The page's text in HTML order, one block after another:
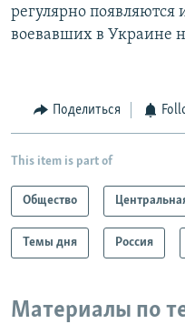
регулярно появляются
воевавших в Украине
Поделиться
This item is part of
Общество
Темы дня Россия
Материалы по